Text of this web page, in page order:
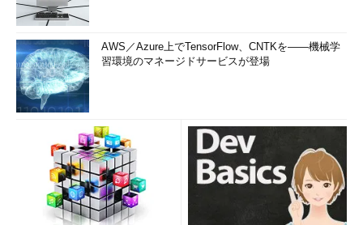
AWS／Azure上でTensorFlow、CNTKを――機械学
習環境のマネージドサービスが登場